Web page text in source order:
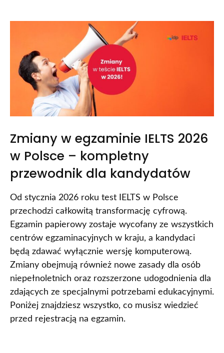
Zmiany w egzaminie IELTS 2026
w Polsce – kompletny
przewodnik dla kandydatów
Od stycznia 2026 roku test IELTS w Polsce
przechodzi całkowitą transformację cyfrową.
Egzamin papierowy zostaje wycofany ze wszystkich
centrów egzaminacyjnych w kraju, a kandydaci
będą zdawać wyłącznie wersję komputerową.
Zmiany obejmują również nowe zasady dla osób
niepełnoletnich oraz rozszerzone udogodnienia dla
zdających ze specjalnymi potrzebami edukacyjnymi.
Poniżej znajdziesz wszystko, co musisz wiedzieć
przed rejestracją na egzamin.